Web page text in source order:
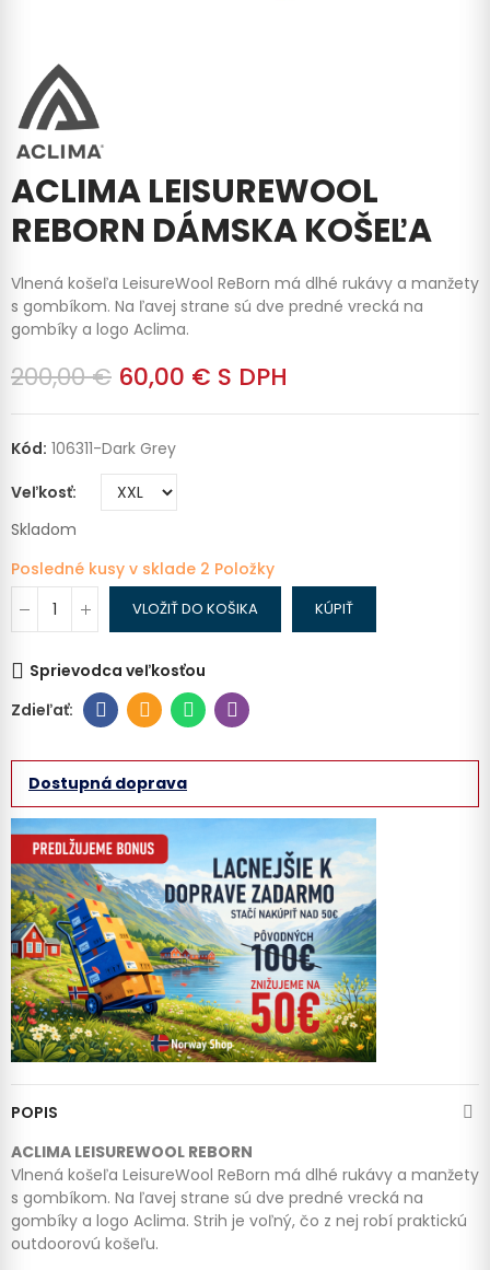
ACLIMA LEISUREWOOL
REBORN DÁMSKA KOŠEĽA
Vlnená košeľa LeisureWool ReBorn má dlhé rukávy a manžety
s gombíkom. Na ľavej strane sú dve predné vrecká na
gombíky a logo Aclima.
200,00 € 60,00 € S DPH
Kód: 106311-Dark Grey
Veľkosť
Skladom
Posledné kusy v sklade 2 Položky
VLOŽIŤ DO KOŠIKA KÚPIŤ
Sprievodca veľkosťou
Dostupná doprava
POPIS
ACLIMA LEISUREWOOL REBORN
Vlnená košeľa LeisureWool ReBorn má dlhé rukávy a manžety
s gombíkom. Na ľavej strane sú dve predné vrecká na
gombíky a logo Aclima. Strih je voľný, čo z nej robí praktickú
outdoorovú košeľu.